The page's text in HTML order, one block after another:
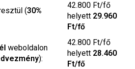
(30%
42.800 Ft/fő
helyett 29.960
Ft/fő
weboldalon
):
42.800 Ft/fő
helyett 28.460
Ft/fő